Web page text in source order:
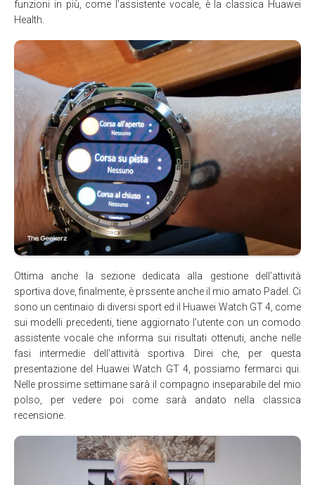
funzioni in più, come l’assistente vocale, è la classica Huawei
Health.
Ottima anche la sezione dedicata alla gestione dell’attività
sportiva dove, finalmente, è prssente anche il mio amato Padel. Ci
sono un centinaio di diversi sport ed il Huawei Watch GT 4, come
sui modelli precedenti, tiene aggiornato l’utente con un comodo
assistente vocale che informa sui risultati ottenuti, anche nelle
fasi intermedie dell’attività sportiva. Direi che, per questa
presentazione del Huawei Watch GT 4, possiamo fermarci qui.
Nelle prossime settimane sarà il compagno inseparabile del mio
polso, per vedere poi come sarà andato nella classica
recensione.